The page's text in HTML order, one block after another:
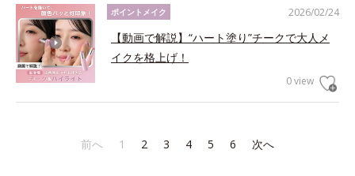
2026/02/24
ポイントメイク
【動画で解説】“ハート塗り”チークで大人メ
イクを格上げ！
0 view
前へ 1 2 3 4 5 6 次へ